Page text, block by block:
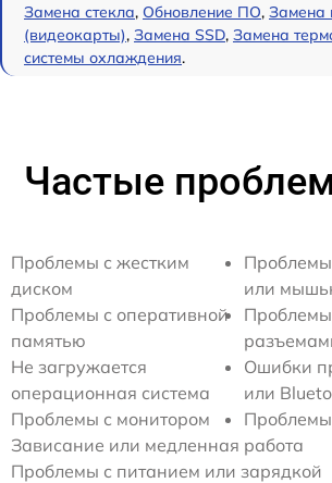
Замена стекла, Обновление ПО, Замена
(видеокарты), Замена SSD, Замена
системы охлаждения.
Частые
Проблемы с жестким
диском
Проблемы с оперативной
памятью
Не загружается
операционная система
Проблемы с монитором
Проблемы
или
Ошибки
или
Зависание или медленная работа
Проблемы с питанием или зарядкой